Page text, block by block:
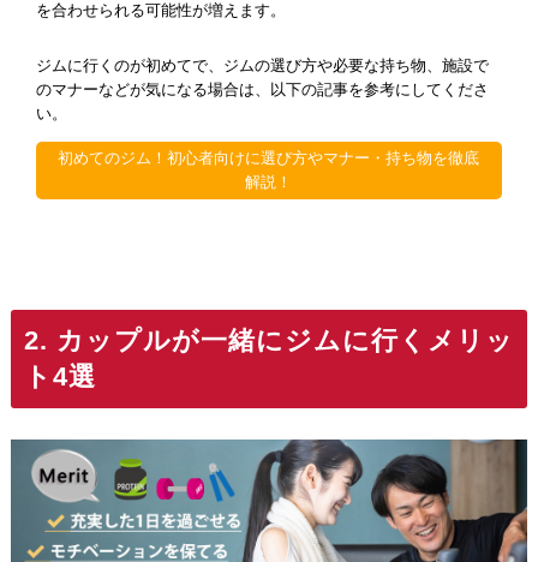
を合わせられる可能性が増えます。
ジムに行くのが初めてで、ジムの選び方や必要な持ち物、施設で
のマナーなどが気になる場合は、以下の記事を参考にしてくださ
い。
初めてのジム！初心者向けに選び方やマナー・持ち物を徹底
解説！
2. カップルが一緒にジムに行くメリッ
ト4選